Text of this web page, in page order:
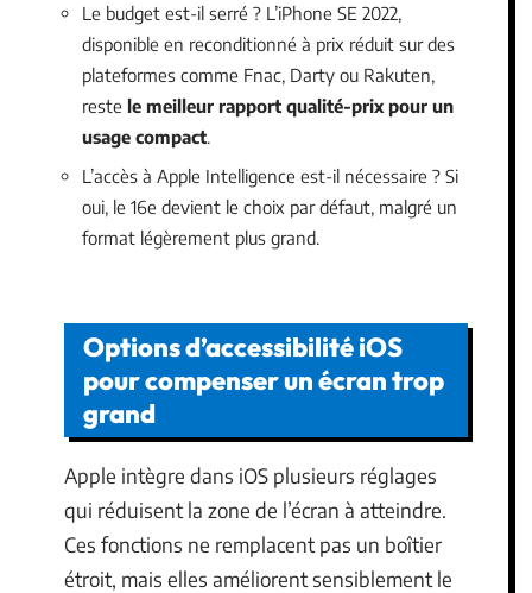
Le budget est-il serré ? L’iPhone SE 2022,
disponible en reconditionné à prix réduit sur des
plateformes comme Fnac, Darty ou Rakuten,
reste le meilleur rapport qualité-prix pour un
usage compact.
L’accès à Apple Intelligence est-il nécessaire ? Si
oui, le 16e devient le choix par défaut, malgré un
format légèrement plus grand.
Options d’accessibilité iOS
pour compenser un écran trop
grand
Apple intègre dans iOS plusieurs réglages
qui réduisent la zone de l’écran à atteindre.
Ces fonctions ne remplacent pas un boîtier
étroit, mais elles améliorent sensiblement le